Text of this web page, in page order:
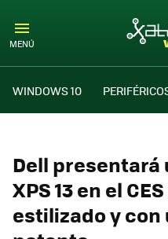
MENÚ
WINDOWS 10
Dell presentará
XPS 13 en el
estilizado y con